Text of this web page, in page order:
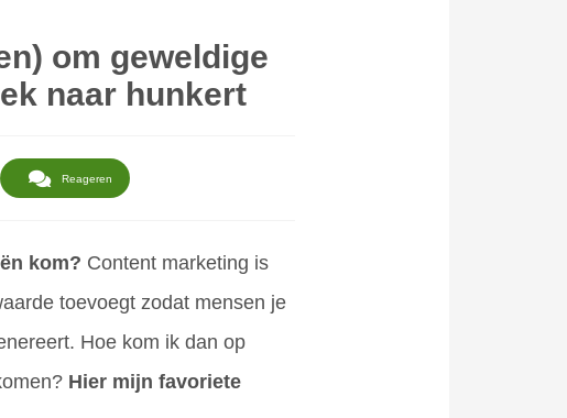
om geweldige
naar hunkert
Reageren
kom? Content marketing is
toevoegt zodat mensen je
Hoe kom ik dan op
Hier mijn favoriete